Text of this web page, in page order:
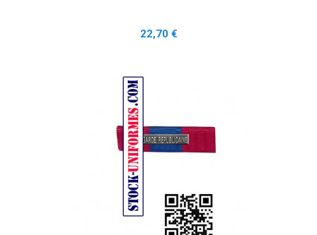
Prix
22,70 €